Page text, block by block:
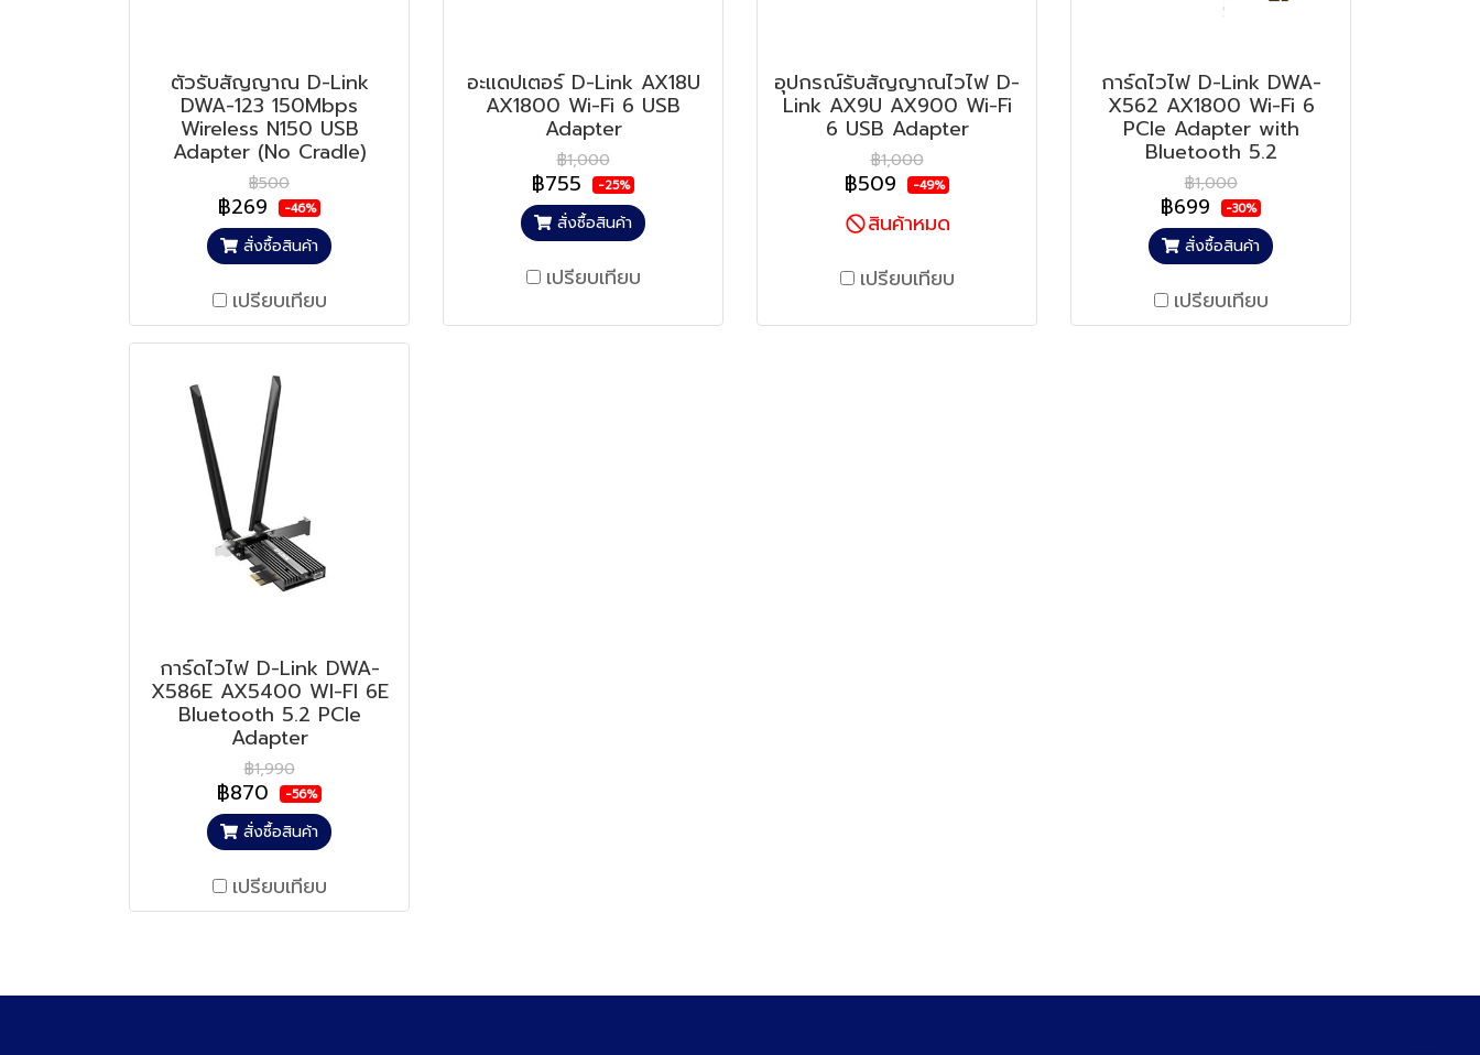
ตัวรับสัญญาณ D-Link
DWA-123 150Mbps
Wireless N150 USB
Adapter (No Cradle)
฿500
฿269 -46%
สั่งซื้อสินค้า
เปรียบเทียบ
อะแดปเตอร์ D-Link AX18U
AX1800 Wi-Fi 6 USB
Adapter
฿1,000
฿755 -25%
สั่งซื้อสินค้า
เปรียบเทียบ
อุปกรณ์รับสัญญาณไวไฟ D-
Link AX9U AX900 Wi-Fi
6 USB Adapter
฿1,000
฿509 -49%
สินค้าหมด
เปรียบเทียบ
การ์ดไวไฟ D-Link DWA-
X562 AX1800 Wi-Fi 6
PCle Adapter with
Bluetooth 5.2
฿1,000
฿699 -30%
สั่งซื้อสินค้า
เปรียบเทียบ
การ์ดไวไฟ D-Link DWA-
X586E AX5400 WI-FI 6E
Bluetooth 5.2 PCIe
Adapter
฿1,990
฿870 -56%
สั่งซื้อสินค้า
เปรียบเทียบ